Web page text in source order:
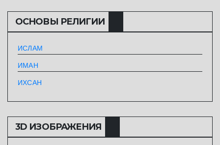
ОСНОВЫ РЕЛИГИИ
ИСЛАМ
ИМАН
ИХСАН
3D ИЗОБРАЖЕНИЯ